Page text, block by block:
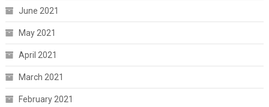
June 2021
May 2021
April 2021
March 2021
February 2021